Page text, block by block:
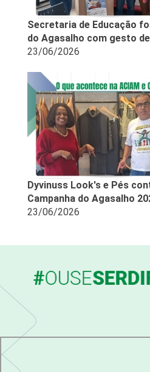
Secretaria de Educação
do Agasalho com gesto
23/06/2026
Dyvinuss Look's e Pés
Campanha do Agasalho
23/06/2026